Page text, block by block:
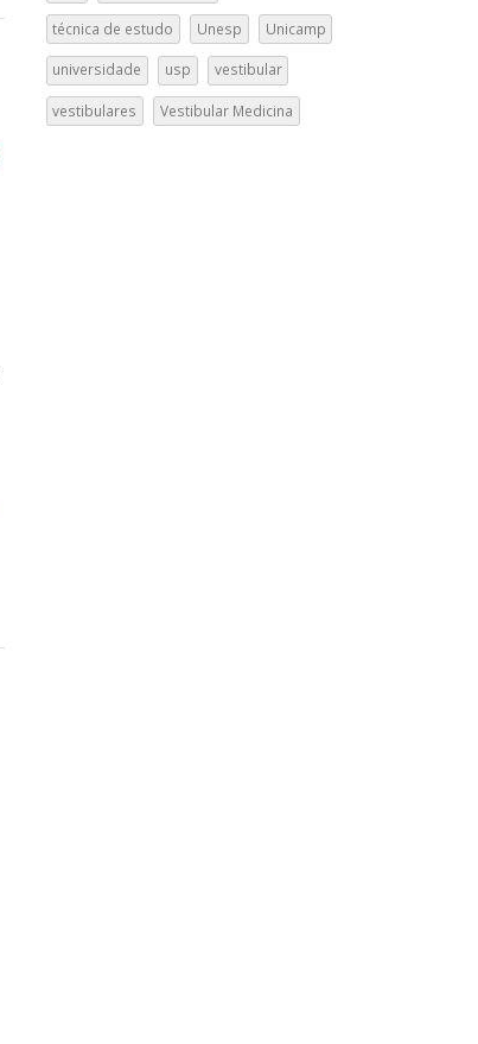
técnica de estudo Unesp Unicamp
universidade usp vestibular
vestibulares Vestibular Medicina